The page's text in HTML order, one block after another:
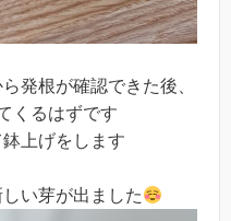
発根が確認できた後、
くるはずです
上げをします
い芽が出ました